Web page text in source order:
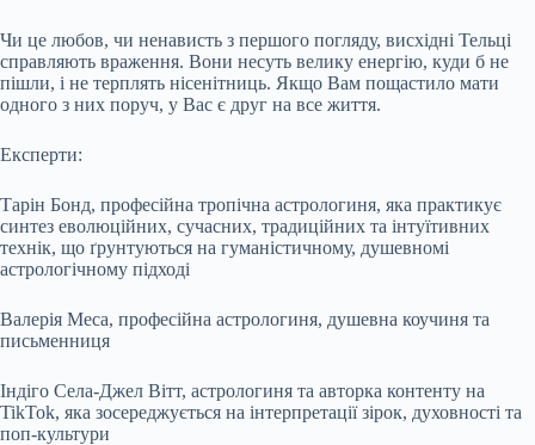
Чи це любов, чи ненависть з першого погляду, висхідні Тельці
справляють враження. Вони несуть велику енергію, куди б не
пішли, і не терплять нісенітниць. Якщо Вам пощастило мати
одного з них поруч, у Вас є друг на все життя.
Експерти:
Тарін Бонд, професійна тропічна астрологиня, яка практикує
синтез еволюційних, сучасних, традиційних та інтуїтивних
технік, що ґрунтуються на гуманістичному, душевномі
астрологічному підході
Валерія Меса, професійна астрологиня, душевна коучиня та
письменниця
Індіго Села-Джел Вітт, астрологиня та авторка контенту на
TikTok, яка зосереджується на інтерпретації зірок, духовності та
поп-культури